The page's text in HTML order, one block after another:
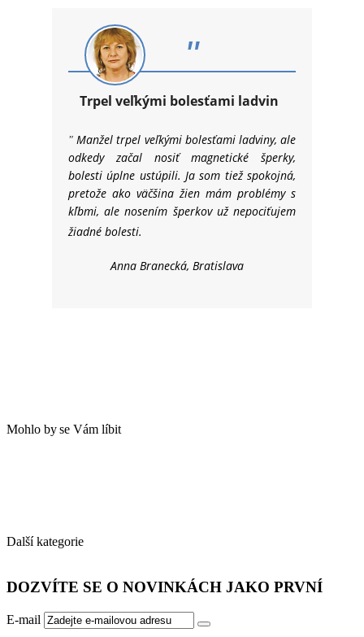
"
Trpel veľkými bolesťami ladvin
"Manžel trpel veľkými bolesťami ladviny, ale
odkedy začal nosiť magnetické šperky,
bolesti úplne ustúpili. Ja som tiež spokojná,
pretože ako väčšina žien mám problémy s
kĺbmi, ale nosením šperkov už nepociťujem
žiadné bolesti.
Anna Branecká, Bratislava
Mohlo by.se Vám líbit
Další.kategorie
DOZVÍTE SE O NOVINKÁCH JAKO PRVNÍ
E-mail